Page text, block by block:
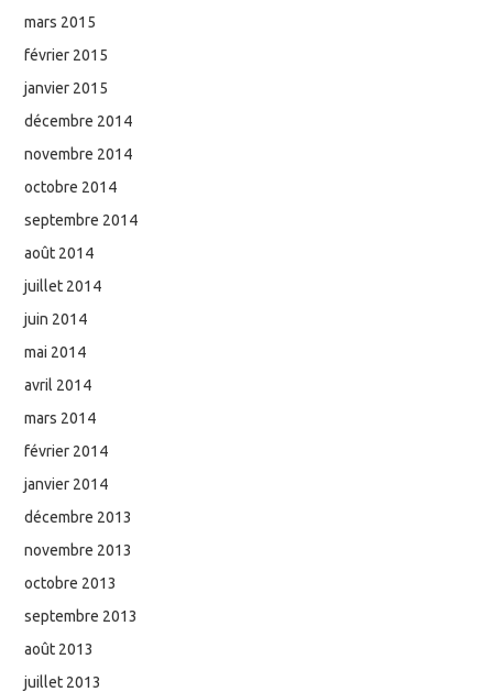
mars 2015
février 2015
janvier 2015
décembre 2014
novembre 2014
octobre 2014
septembre 2014
août 2014
juillet 2014
juin 2014
mai 2014
avril 2014
mars 2014
février 2014
janvier 2014
décembre 2013
novembre 2013
octobre 2013
septembre 2013
août 2013
juillet 2013